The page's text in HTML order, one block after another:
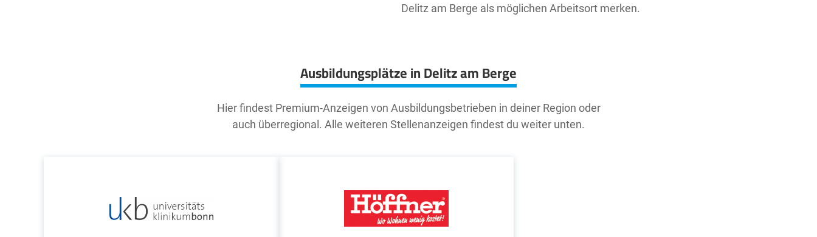
Delitz am Berge als möglichen Arbeitsort merken.
Ausbildungsplätze in Delitz am Berge
Hier findest Premium-Anzeigen von Ausbildungsbetrieben in deiner Region oder
auch überregional. Alle weiteren Stellenanzeigen findest du weiter unten.